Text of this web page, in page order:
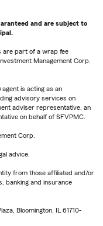
and are subject to
are part of a wrap fee
Management Corp.
is acting as an
advisory services on
adviser representative, an
on behalf of SFVPMC.
Corp.
advice.
from those affiliated and/or
banking and insurance
Bloomington, IL 61710-